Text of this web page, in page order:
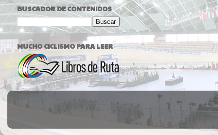
BUSCADOR DE CONTENIDOS
MUCHO CICLISMO PARA LEER